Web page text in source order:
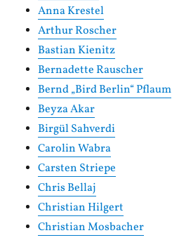
Anna Krestel
Arthur Roscher
Bastian Kienitz
Bernadette Rauscher
Bernd „Bird Berlin“ Pflaum
Beyza Akar
Birgül Sahverdi
Carolin Wabra
Carsten Striepe
Chris Bellaj
Christian Hilgert
Christian Mosbacher